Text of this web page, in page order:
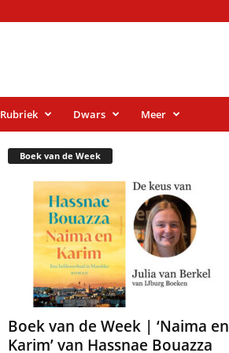
Rubriek Dwars Meer
Boek van de Week
Boek van de Week | ‘Naima en
Karim’ van Hassnae Bouazza